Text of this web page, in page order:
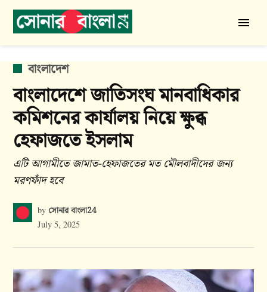
Skip
বাংলা
24
POSTED
বাংলাদেশ
বাংলাদেশে জাতিসংঘ মানবাধিকার
কমিশনের কার্যালয় নিয়ে ক্ষুব্ধ
হেফাজতে ইসলাম
এটি আগামীতে জামাত-হেফাজতের মত মৌলবাদীদের জন্য
মরণফাঁদ হবে
by সোনার বাংলা24
July 5, 2025